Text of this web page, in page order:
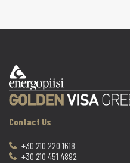
Contact Us
+30 210 220 1618
+30 210 451 4892